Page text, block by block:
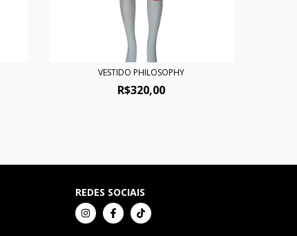
VESTIDO PHILOSOPHY
R$320,00
REDES SOCIAIS